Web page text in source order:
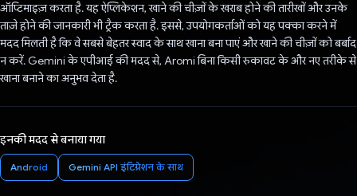
ऑप्टिमाइज़ करता है. यह ऐप्लिकेशन, खाने की चीज़ों के खराब होने की तारीखों और उनके
ताज़े होने की जानकारी भी ट्रैक करता है. इससे, उपयोगकर्ताओं को यह पक्का करने में
मदद मिलती है कि वे सबसे बेहतर स्वाद के साथ खाना बना पाएं और खाने की चीज़ों को बर्बाद
न करें. Gemini के एपीआई की मदद से, Aromi बिना किसी रुकावट के और नए तरीके से
खाना बनाने का अनुभव देता है.
इनकी मदद से बनाया गया
Android Gemini API इंटिग्रेशन के साथ